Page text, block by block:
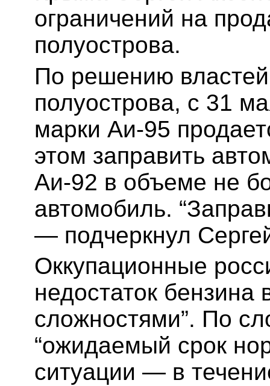
ограничений на
полуострова.
По решению властей
полуострова, с 31
марки Аи-95
этом заправить
Аи-92 в объеме не
автомобиль.
— подчеркнул
Оккупационные
недостаток бензина
сложностями”. По
“ожидаемый срок
ситуации — в